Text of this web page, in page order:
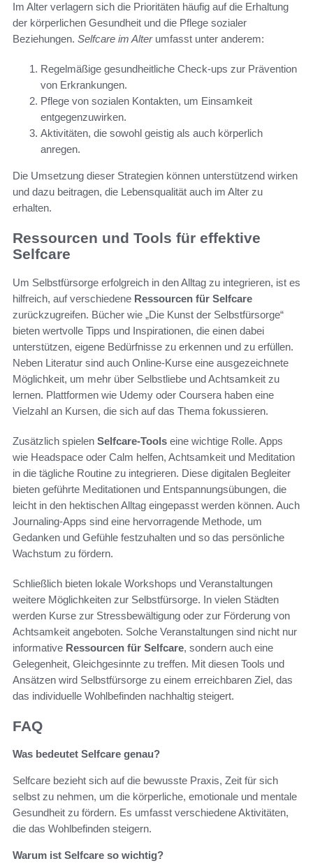
Im Alter verlagern sich die Prioritäten häufig auf die Erhaltung
der körperlichen Gesundheit und die Pflege sozialer
Beziehungen. Selfcare im Alterumfasst unter anderem:
Regelmäßige gesundheitliche Check-ups zur Prävention
von Erkrankungen.
Pflege von sozialen Kontakten, um Einsamkeit
entgegenzuwirken.
Aktivitäten, die sowohl geistig als auch körperlich
anregen.
Die Umsetzung dieser Strategien können unterstützend wirken
und dazu beitragen, die Lebensqualität auch im Alter zu
erhalten.
Ressourcen und Tools für effektive
Selfcare
Um Selbstfürsorge erfolgreich in den Alltag zu integrieren, ist es
hilfreich, auf verschiedene Ressourcen für Selfcare
zurückzugreifen. Bücher wie „Die Kunst der Selbstfürsorge“
bieten wertvolle Tipps und Inspirationen, die einen dabei
unterstützen, eigene Bedürfnisse zu erkennen und zu erfüllen.
Neben Literatur sind auch Online-Kurse eine ausgezeichnete
Möglichkeit, um mehr über Selbstliebe und Achtsamkeit zu
lernen. Plattformen wie Udemy oder Coursera haben eine
Vielzahl an Kursen, die sich auf das Thema fokussieren.
Zusätzlich spielen Selfcare-Tools eine wichtige Rolle. Apps
wie Headspace oder Calm helfen, Achtsamkeit und Meditation
in die tägliche Routine zu integrieren. Diese digitalen Begleiter
bieten geführte Meditationen und Entspannungsübungen, die
leicht in den hektischen Alltag eingepasst werden können. Auch
Journaling-Apps sind eine hervorragende Methode, um
Gedanken und Gefühle festzuhalten und so das persönliche
Wachstum zu fördern.
Schließlich bieten lokale Workshops und Veranstaltungen
weitere Möglichkeiten zur Selbstfürsorge. In vielen Städten
werden Kurse zur Stressbewältigung oder zur Förderung von
Achtsamkeit angeboten. Solche Veranstaltungen sind nicht nur
informative Ressourcen für Selfcare, sondern auch eine
Gelegenheit, Gleichgesinnte zu treffen. Mit diesen Tools und
Ansätzen wird Selbstfürsorge zu einem erreichbaren Ziel, das
das individuelle Wohlbefinden nachhaltig steigert.
FAQ
Was bedeutet Selfcare genau?
Selfcare bezieht sich auf die bewusste Praxis, Zeit für sich
selbst zu nehmen, um die körperliche, emotionale und mentale
Gesundheit zu fördern. Es umfasst verschiedene Aktivitäten,
die das Wohlbefinden steigern.
Warum ist Selfcare so wichtig?